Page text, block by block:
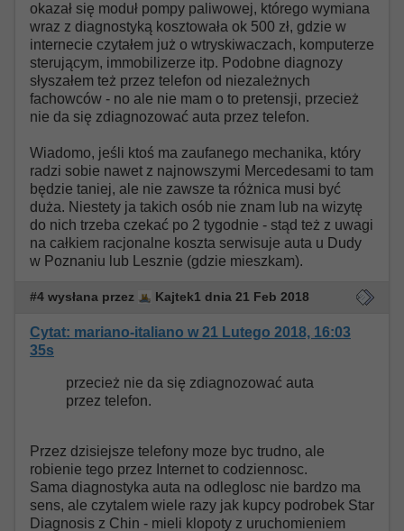
okazał się moduł pompy paliwowej, którego wymiana
wraz z diagnostyką kosztowała ok 500 zł, gdzie w
internecie czytałem już o wtryskiwaczach, komputerze
sterującym, immobilizerze itp. Podobne diagnozy
słyszałem też przez telefon od niezależnych
fachowców - no ale nie mam o to pretensji, przecież
nie da się zdiagnozować auta przez telefon.
Wiadomo, jeśli ktoś ma zaufanego mechanika, który
radzi sobie nawet z najnowszymi Mercedesami to tam
będzie taniej, ale nie zawsze ta różnica musi być
duża. Niestety ja takich osób nie znam lub na wizytę
do nich trzeba czekać po 2 tygodnie - stąd też z uwagi
na całkiem racjonalne koszta serwisuje auta u Dudy
w Poznaniu lub Lesznie (gdzie mieszkam).
#4 wysłana przez Kajtek1 dnia 21 Feb 2018
Cytat: mariano-italiano w 21 Lutego 2018, 16:03
35s
przecież nie da się zdiagnozować auta
przez telefon.
Przez dzisiejsze telefony moze byc trudno, ale
robienie tego przez Internet to codziennosc.
Sama diagnostyka auta na odleglosc nie bardzo ma
sens, ale czytalem wiele razy jak kupcy podrobek Star
Diagnosis z Chin - mieli klopoty z uruchomieniem